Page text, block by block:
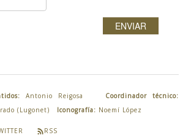
ENVIAR
Antonio Reigosa Coordinador técnico:
(Lugonet) Iconografía: Noemí López
RSS